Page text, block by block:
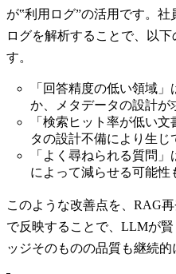
が‟利用ログ”の活用です。
ログを解析することで、以
す。
「回答精度の低い領域
か、メタデータの設計が
「検索ヒット率が低い
タの設計不備により生じ
「よく尋ねられる質問
によって減らせる可能性
このような改善点を、RAG
で反映することで、LLMが
ッジそのものの品質も継続的